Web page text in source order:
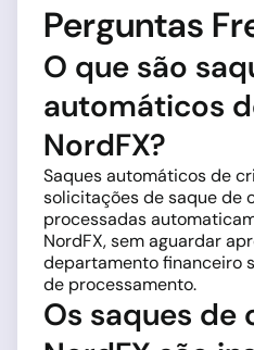
Perguntas
O que são
automáticos
NordFX?
Saques automáticos de
solicitações de saque de
processadas
NordFX, sem aguardar
departamento financeiro
de processamento.
Os saques de